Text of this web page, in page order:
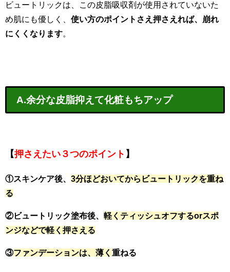
ビュートリックは、この皮脂吸収剤が使用されていないた
め肌にも優しく、 使い方のポイントさえ押さえれば、崩れ
にくくなります。
A.余分な皮脂抑えて化粧もちアップ
【押さえたい３つのポイント 】
①スキンケア後、 3分ほどおいてからビュートリックを重ね
る
②ビュートリック塗布後、 軽くティッシュオフするorスポ
ンジなどで軽く押さえる
③ファンデーションは、薄く 重ねる